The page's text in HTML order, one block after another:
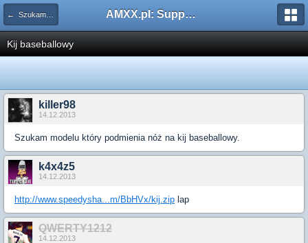
← Szukam pliku AMXX.pl: Support AMX Mod X i SourceMod
Kij baseballowy
killer98
14.12.2013
Szukam modelu który podmienia nóż na kij baseballowy.
k4x4z5
14.12.2013
http://www.speedysha...m/BbHVx/kij.zip lap
QWERTY1212
14.12.2013